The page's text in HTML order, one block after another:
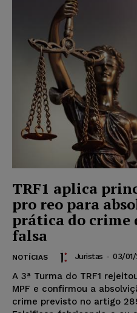
TRF1 aplica
pro reo para
prática do crime
falsa
NOTÍCIAS Juristas - 03/01/
A 3ª Turma do TRF1
MPF e confirmou a
crime previsto no artigo